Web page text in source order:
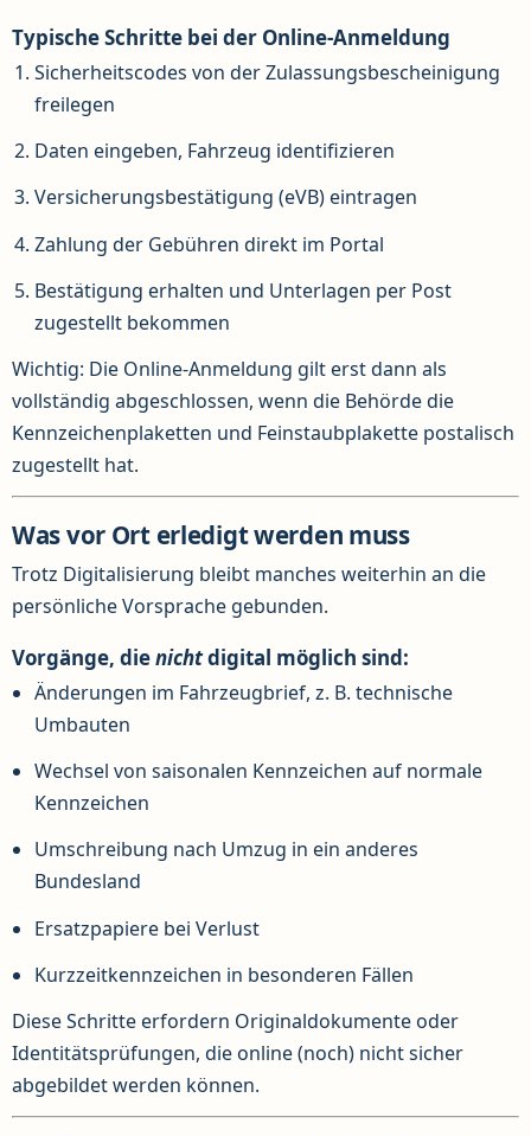
Typische Schritte bei der Online-Anmeldung
Sicherheitscodes von der Zulassungsbescheinigung
freilegen
Daten eingeben, Fahrzeug identifizieren
Versicherungsbestätigung (eVB) eintragen
Zahlung der Gebühren direkt im Portal
Bestätigung erhalten und Unterlagen per Post
zugestellt bekommen
Wichtig: Die Online-Anmeldung gilt erst dann als
vollständig abgeschlossen, wenn die Behörde die
Kennzeichenplaketten und Feinstaubplakette postalisch
zugestellt hat.
Was vor Ort erledigt werden muss
Trotz Digitalisierung bleibt manches weiterhin an die
persönliche Vorsprache gebunden.
Vorgänge, dienichtdigital möglich sind:
Änderungen im Fahrzeugbrief, z. B. technische
Umbauten
Wechsel von saisonalen Kennzeichen auf normale
Kennzeichen
Umschreibung nach Umzug in ein anderes
Bundesland
Ersatzpapiere bei Verlust
Kurzzeitkennzeichen in besonderen Fällen
Diese Schritte erfordern Originaldokumente oder
Identitätsprüfungen, die online (noch) nicht sicher
abgebildet werden können.